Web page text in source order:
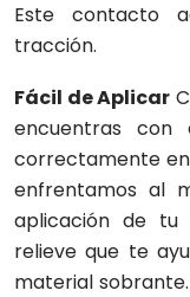
Este contacto
tracción.
Fácil de Aplicar
encuentras
correctamente en
enfrentamos al
aplicación de tu
relieve que te
material